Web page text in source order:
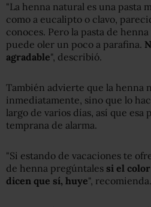
"La henna natural es una pasta
como a eucalipto o clavo,
conoces. Pero la pasta de
puede oler un poco a parafina.
agradable", describió.
También advierte que la henna
inmediatamente, sino que lo
largo de varios días, así que esa
temprana de alarma.
"Si estando de vacaciones te
de henna pregúntales si el
dicen que sí, huye", recomienda.